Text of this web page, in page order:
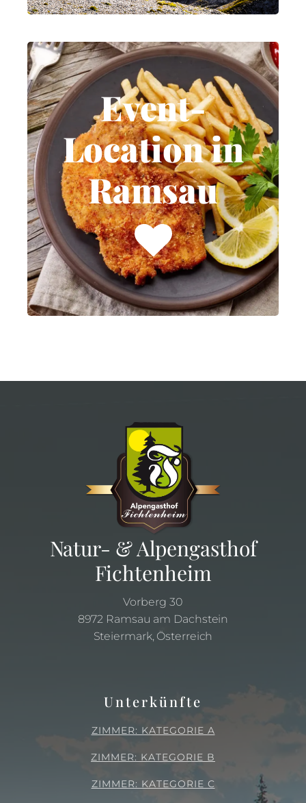
ZU DEN ANGEBOTEN
Event-
Location in
Ramsau
Event-
Location in
Ramsau
Hochzeiten, Geburtstage,
Taufen, Konfirmationen,
Weihnachts-, Firmen- und
Trauerfeiern.
Feiern Sie Ihren
bedeutsamen Tag bei uns
in Ramsau am Dachstein.
MEHR INFOS
Natur- & Alpengasthof
Fichtenheim
Vorberg 30
8972 Ramsau am Dachstein
Steiermark, Österreich
Unterkünfte
ZIMMER: KATEGORIE A
ZIMMER: KATEGORIE B
ZIMMER: KATEGORIE C